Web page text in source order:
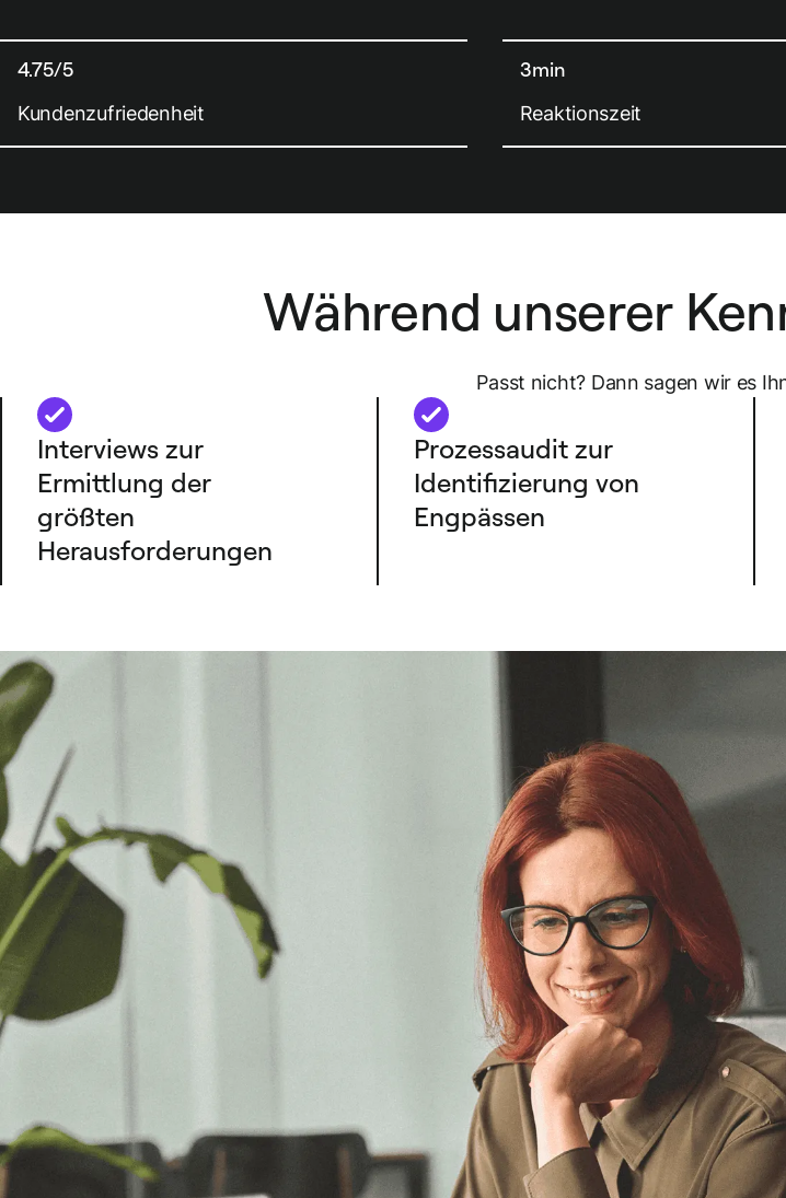
4.75/5
Kundenzufriedenheit
3min
Reaktionszeit
Während unserer
Passt nicht? Dann sagen wir es
Interviews zur
Ermittlung der
größten
Herausforderungen
Prozessaudit zur
Identifizierung von
Engpässen